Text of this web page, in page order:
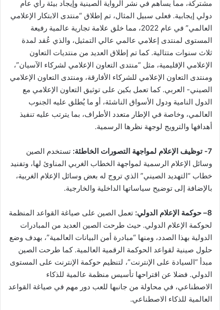
مشتركة، مما يساهم في نشر الرواية الصينية وإيجاد بيئة رأي عام
دولي إيجابية. فعلى سبيل المثال، تم إطلاق “منتدى الابتكار الإعلامي
العالمي” في عام 2022، مما خلق علامة تجارية عالمية رفيعة
المستوى لمنتدى إعلامي عالمي عالي التمثيل، والذي عُقد لمدة
ثلاث سنوات متتالية. كما تم إطلاق العديد من منتديات التعاون
الإعلامي الإقليمية، مثل “منتدى التعاون الإعلامي لشركاء الآسيان”،
ومنتدى التعاون الإعلامي للشركاء الأفارقة، ومنتدى التعاون الإعلامي
الصيني- العربي. كما تعمل بكين على توثيق التعاون الإعلامي مع
الدول النامية ودول الأسواق الناشئة، أو ما يُطلق عليه الجنوب
العالمي، وخاصة في الإطار متعدد الأطراف، بما يترتب عليه تنفيذ
أهدافها والترويج لوجهة نظرها الرسمية.
7- توظيف الإعلام لمواجهة التصورات الخاطئة:
تستخدم الصين
وسائل الإعلام الرسمية لمواجهة الخطاب الغربي المناوئ لها، وتفنيد
خطاب “التهديد الصيني” الذي تروج له بعض وسائل الإعلام الغربية،
بالإضافة إلى توضيح سياساتها الداخلية والخارجية.
8– حوكمة الإعلام الدولي: تعمل الصين على صياغة القواعد المنظمة
لحوكمة الإعلام الدولي. حيث طرحت الصين العديد من المبادرات
الدولية بهذا الصدد، ومنها “مبادرة أمن البيانات العالمية”، بهدف وضع
حلول صينية لقواعد الحوكمة الرقمية العالمية. كما طرحت الصين
مبدأ “السيادة على الإنترنت”، لتنظيم حوكمة الإنترنت على المستوى
الدولي. فضلا عن اقتراحها تأسيس منظمة عالمية للذكاء
الاصطناعي، في محاولة من جانبها للعب دور مهم في صياغة القواعد
العالمية للذكاء الاصطناعي.